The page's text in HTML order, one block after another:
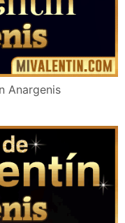
Anargenis